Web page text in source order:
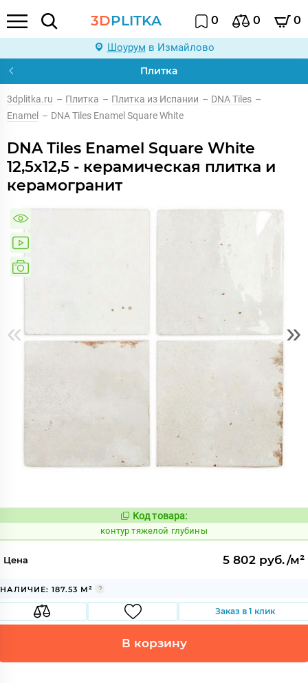
3DPLITKA 0 0 0
Шоурум в Измайлово
Плитка
3dplitka.ru – Плитка – Плитка из Испании – DNA Tiles –
Enamel – DNA Tiles Enamel Square White
DNA Tiles Enamel Square White
12,5x12,5 - керамическая плитка и
керамогранит
« »
Код:
763392
Код товара:
контур тяжелой глубины
Цена 5 802 руб./м²
НАЛИЧИЕ: 187.53 М²
Заказ в 1 клик
В корзину